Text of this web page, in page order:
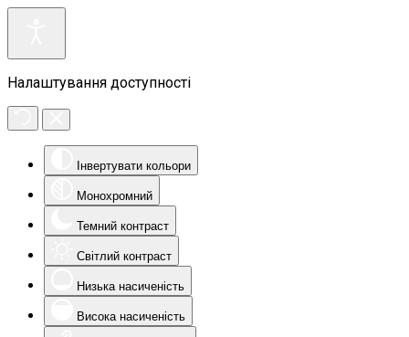
Налаштування доступності
Інвертувати кольори
Монохромний
Темний контраст
Світлий контраст
Низька насиченість
Висока насиченість